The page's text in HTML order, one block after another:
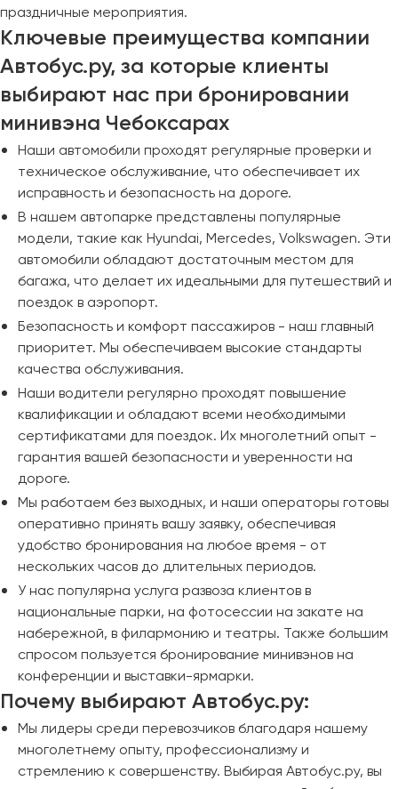
праздничные мероприятия.
Ключевые преимущества компании
Автобус.ру, за которые клиенты
выбирают нас при бронировании
минивэна Чебоксарах
Наши автомобили проходят регулярные проверки и
техническое обслуживание, что обеспечивает их
исправность и безопасность на дороге.
В нашем автопарке представлены популярные
модели, такие как Hyundai, Mercedes, Volkswagen. Эти
автомобили обладают достаточным местом для
багажа, что делает их идеальными для путешествий и
поездок в аэропорт.
Безопасность и комфорт пассажиров - наш главный
приоритет. Мы обеспечиваем высокие стандарты
качества обслуживания.
Наши водители регулярно проходят повышение
квалификации и обладают всеми необходимыми
сертификатами для поездок. Их многолетний опыт -
гарантия вашей безопасности и уверенности на
дороге.
Мы работаем без выходных, и наши операторы готовы
оперативно принять вашу заявку, обеспечивая
удобство бронирования на любое время - от
нескольких часов до длительных периодов.
У нас популярна услуга развоза клиентов в
национальные парки, на фотосессии на закате на
набережной, в филармонию и театры. Также большим
спросом пользуется бронирование минивэнов на
конференции и выставки-ярмарки.
Почему выбирают Автобус.ру:
Мы лидеры среди перевозчиков благодаря нашему
многолетнему опыту, профессионализму и
стремлению к совершенству. Выбирая Автобус.ру, вы